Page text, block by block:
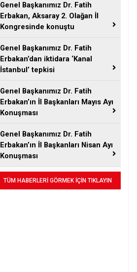
Genel Başkanımız Dr. Fatih
Erbakan, Aksaray 2. Olağan İl
Kongresinde konuştu
Genel Başkanımız Dr. Fatih
Erbakan’dan iktidara ‘Kanal
İstanbul’ tepkisi
Genel Başkanımız Dr. Fatih
Erbakan’ın İl Başkanları Mayıs Ayı
Konuşması
Genel Başkanımız Dr. Fatih
Erbakan’ın İl Başkanları Nisan Ayı
Konuşması
TÜM HABERLERİ GÖRMEK İÇİN TIKLAYIN